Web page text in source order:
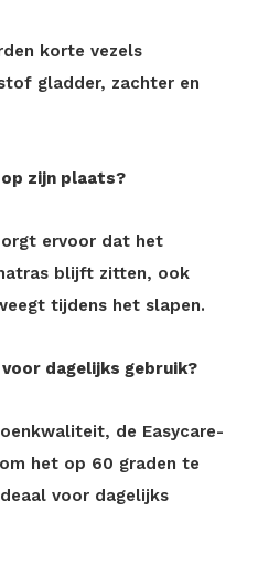
korte vezels
gladder, zachter en
zijn plaats?
ervoor dat het
blijft zitten, ook
tijdens het slapen.
dagelijks gebruik?
de Easycare-
het op 60 graden te
voor dagelijks